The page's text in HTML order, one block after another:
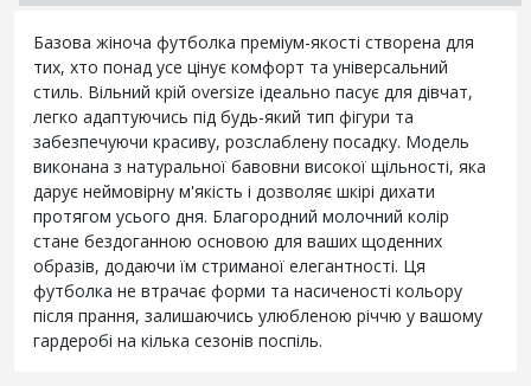
Базова жіноча футболка преміум-якості створена для
тих, хто понад усе цінує комфорт та універсальний
стиль. Вільний крій oversize ідеально пасує для дівчат,
легко адаптуючись під будь-який тип фігури та
забезпечуючи красиву, розслаблену посадку. Модель
виконана з натуральної бавовни високої щільності, яка
дарує неймовірну м'якість і дозволяє шкірі дихати
протягом усього дня. Благородний молочний колір
стане бездоганною основою для ваших щоденних
образів, додаючи їм стриманої елегантності. Ця
футболка не втрачає форми та насиченості кольору
після прання, залишаючись улюбленою річчю у вашому
гардеробі на кілька сезонів поспіль.